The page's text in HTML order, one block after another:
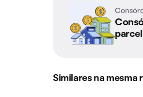
Similares na mesma